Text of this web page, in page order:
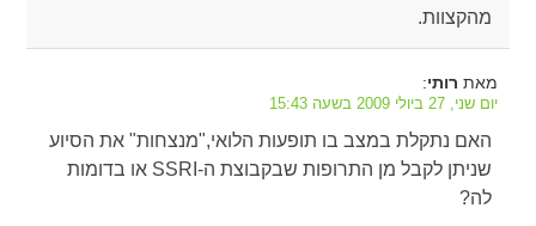
מהקצוות.
מאת רותי:
יום שני, 27 ביולי 2009 בשעה 15:43
האם נתקלת במצב בו תופעות הלואי,"מנצחות" את הסיוע
שניתן לקבל מן התרופות שבקבוצת ה-SSRI או בדומות
לה?